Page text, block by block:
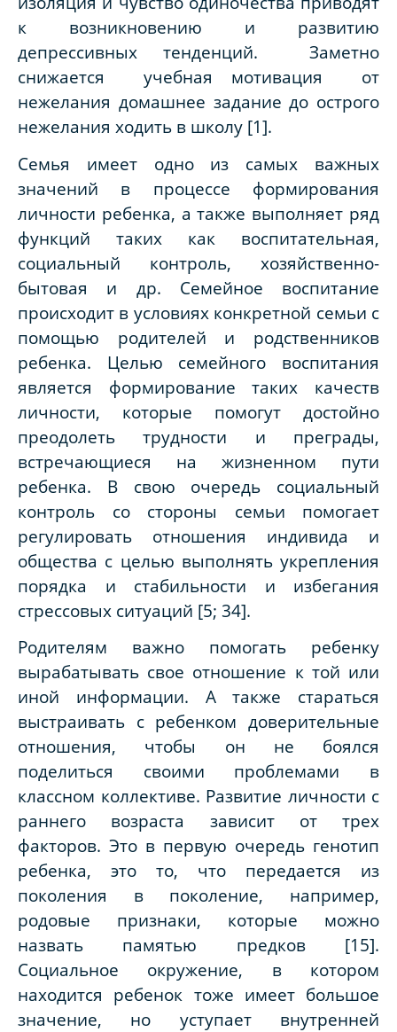
к возникновению и развитию
депрессивных тенденций. Заметно
снижается учебная мотивация от
нежелания домашнее задание до острого
нежелания ходить в школу [1].
Семья имеет одно из самых важных
значений в процессе формирования
личности ребенка, а также выполняет ряд
функций таких как воспитательная,
социальный контроль, хозяйственно-
бытовая и др. Семейное воспитание
происходит в условиях конкретной семьи с
помощью родителей и родственников
ребенка. Целью семейного воспитания
является формирование таких качеств
личности, которые помогут достойно
преодолеть трудности и преграды,
встречающиеся на жизненном пути
ребенка. В свою очередь социальный
контроль со стороны семьи помогает
регулировать отношения индивида и
общества с целью выполнять укрепления
порядка и стабильности и избегания
стрессовых ситуаций [5; 34].
Родителям важно помогать ребенку
вырабатывать свое отношение к той или
иной информации. А также стараться
выстраивать с ребенком доверительные
отношения, чтобы он не боялся
поделиться своими проблемами в
классном коллективе. Развитие личности с
раннего возраста зависит от трех
факторов. Это в первую очередь генотип
ребенка, это то, что передается из
поколения в поколение, например,
родовые признаки, которые можно
назвать памятью предков [15].
Социальное окружение, в котором
находится ребенок тоже имеет большое
значение, но уступает внутренней